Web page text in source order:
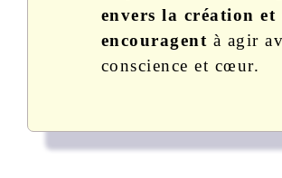
envers la création et
encouragent à agir
conscience et cœur.